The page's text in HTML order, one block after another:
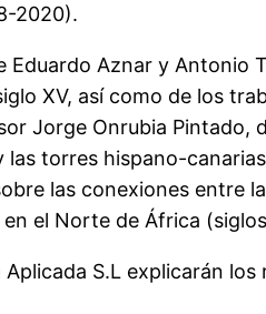
2020).
Aznar y Antonio
XV, así como de los
Jorge Onrubia Pintado,
torres hispano-
las conexiones entre
el Norte de África
S.L explicarán